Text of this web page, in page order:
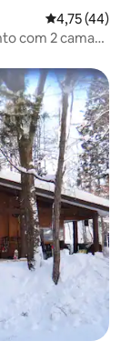
4,75 de uma
4,75 (44)
com 2 camas